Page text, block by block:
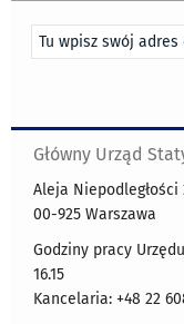
Główny Urząd
Aleja Niepodległości
00-925 Warszawa
Godziny pracy
16.15
Kancelaria: +48 22